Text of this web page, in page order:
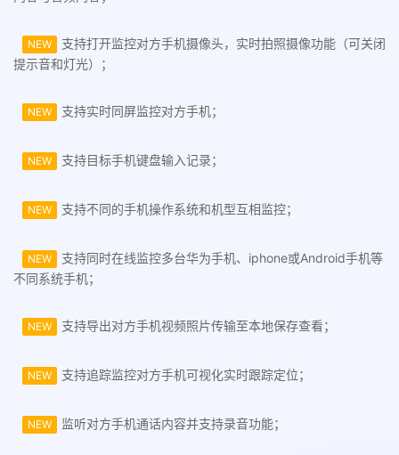
NEW
支持打开监控对方手机摄像头，实时拍照摄像功能（可关闭
提示音和灯光）；
NEW 支持实时同屏监控对方手机；
NEW 支持目标手机键盘输入记录；
NEW 支持不同的手机操作系统和机型互相监控；
NEW
支持同时在线监控多台华为手机、iphone或Android手机等
不同系统手机；
NEW 支持导出对方手机视频照片传输至本地保存查看；
NEW 支持追踪监控对方手机可视化实时跟踪定位；
NEW 监听对方手机通话内容并支持录音功能；